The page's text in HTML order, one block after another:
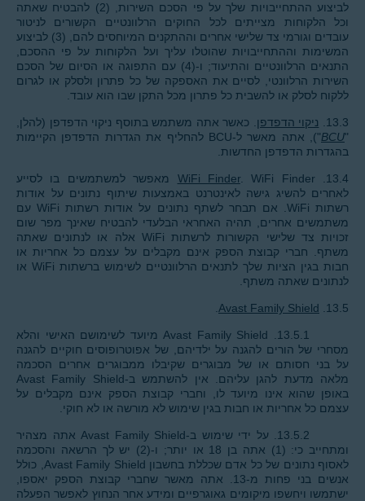
לביצוע ההתחייבויות שלך על פי הסכם השירות, (2) להבטיח שאתה
וכל הלקוחות מצייתים לכל החוקים הרלוונטיים הקשורים לניטור
עובדים וגורמי צד שלישי אחרים וההתקנים המיוחסים להם, (3) לביצוע
המשימות וההתחייבויות שהוטלו עליך ועל הלקוחות על פי ההסכם,
התנאים הרלוונטיים והתיעוד; ו-(4) עם התפוגה או הסיום של הסכם
השירות הרלוונטי, לסיים את האספקה של כל פתרון ולסלק או לגרום
ללקוח לסלק או להשבית כל פתרון מכל התקן שבו הוא עובד.
13.3. ניקוי הדפדפן . כאשר אתה משתמש בתוסף ניקוי הדפדפן (להלן,
"
BCU
"), אתה מאשר ל-BCU להחליף את הגדרות הדפדפן הקיימות
בהגדרות הדפדפן החדשות.
13.4.
WiFi Finder . WiFi Finder מאפשר למשתמשים בו לסייע
לאחרים להשיג גישה לאינטרנט באמצעות שיתוף נתונים על אודות
רשתות WiFi. אם תבחר לשתף נתונים על אודות רשתות WiFi עם
משתמשים אחרים, תהיה האחראי הבלעדי להבטיח שאינך מפר שום
זכויות צד שלישי הקשורות לרשתות WiFi אלה או לנתונים שאתה
משתף. חברי קבוצת הספק אינם מקבלים על עצמם כל אחריות או
חבות בגין הציות שלך לתנאים הרלוונטיים לשימוש ברשתות WiFi או
לנתונים שאתה משתף.
13.5.
Avast Family Shield
13.5.1. Avast Family Shield מיועד לשימושם האישי והלא
מסחרי של הורים להגנה על ילדיהם, של אפוטרופוסים חוקיים להגנה
על בני חסותם או של מבוגרים שקיבלו ממבוגרים אחרים הסכמה
מלאה מדעת להגן עליהם. אין להשתמש ב-Avast Family Shield
באופן שהוא אינו מיועד לו, וחברי קבוצת הספק אינם מקבלים על
עצמם כל אחריות או חבות בגין שימוש לא מורשה או לא חוקי.
13.5.2. על ידי שימוש ב-Avast Family Shield אתה מצהיר
ומתחייב כי: (1) אתה בן 18 או יותר; ו-(2) יש לך הרשאה והסכמה
לאסוף נתונים של כל אדם שכללת בחשבון Avast Family Shield, כולל
אנשים בני פחות מ-13. אתה מאשר שחברי קבוצת הספק יאספו,
ישתמשו ויחשפו מיקומים גאוגרפיים ומידע אחר הנחוץ לאפשר הפעלה